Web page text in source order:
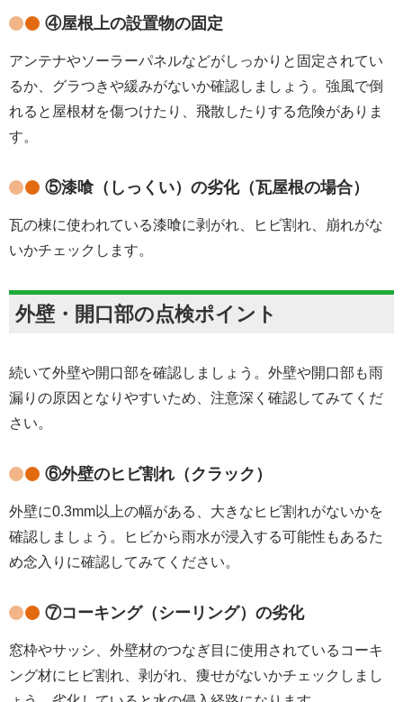
④屋根上の設置物の固定
アンテナやソーラーパネルなどがしっかりと固定されてい
るか、グラつきや緩みがないか確認しましょう。強風で倒
れると屋根材を傷つけたり、飛散したりする危険がありま
す。
⑤漆喰（しっくい）の劣化（瓦屋根の場合）
瓦の棟に使われている漆喰に剥がれ、ヒビ割れ、崩れがな
いかチェックします。
外壁・開口部の点検ポイント
続いて外壁や開口部を確認しましょう。外壁や開口部も雨
漏りの原因となりやすいため、注意深く確認してみてくだ
さい。
⑥外壁のヒビ割れ（クラック）
外壁に0.3mm以上の幅がある、大きなヒビ割れがないかを
確認しましょう。ヒビから雨水が浸入する可能性もあるた
め念入りに確認してみてください。
⑦コーキング（シーリング）の劣化
窓枠やサッシ、外壁材のつなぎ目に使用されているコーキ
ング材にヒビ割れ、剥がれ、痩せがないかチェックしまし